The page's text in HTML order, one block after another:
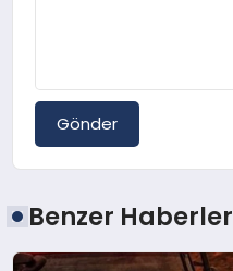
Gönder
Benzer Haberler